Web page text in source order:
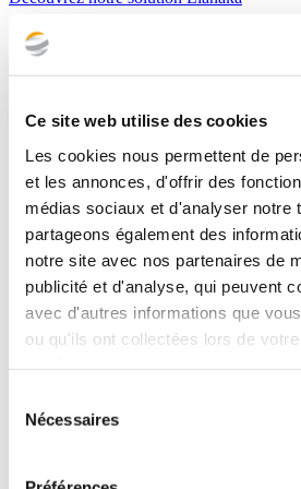
Ce site web utilise des cookies
Les cookies nous permettent de
et les annonces, d'offrir des
médias sociaux et d'analyser notre
partageons également des
notre site avec nos partenaires de
publicité et d'analyse, qui peuvent
avec d'autres informations que
ou qu'ils ont collectées lors de
Nécessaires